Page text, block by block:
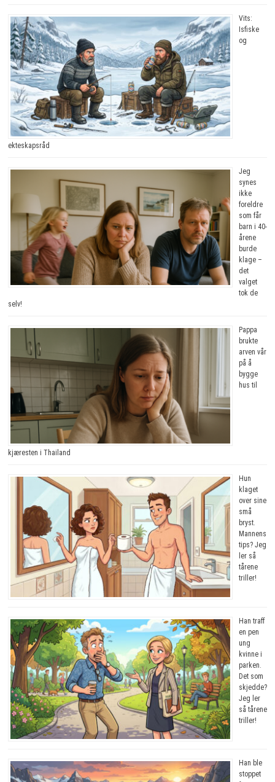
Vits:
Isfiske
og
ekteskapsråd
Jeg
synes
ikke
foreldre
som får
barn i 40-
årene
burde
klage –
det
valget
tok de
selv!
Pappa
brukte
arven vår
på å
bygge
hus til
kjæresten i Thailand
Hun
klaget
over sine
små
bryst.
Mannens
tips? Jeg
ler så
tårene
triller!
Han traff
en pen
ung
kvinne i
parken.
Det som
skjedde?
Jeg ler
så tårene
triller!
Han ble
stoppet